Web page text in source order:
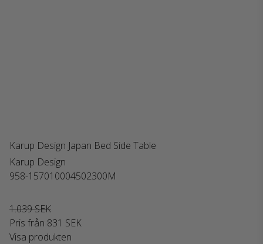
Karup Design Japan Bed Side Table
Karup Design
958-157010004502300M
1.039 SEK
Pris från 831 SEK
Visa produkten